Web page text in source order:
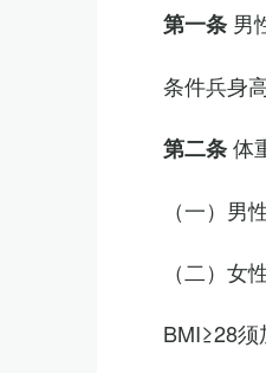
第一条 男
条件兵身
第二条体
（一）男
（二）女
BMI≥28须